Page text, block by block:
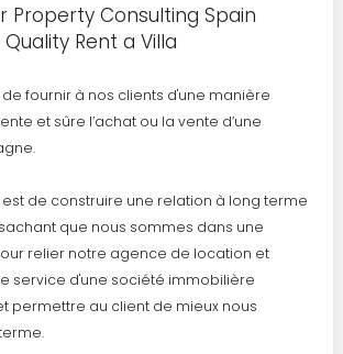
Property Consulting Spain
Rent a Villa
fournir à nos clients d'une manière
et sûre l’achat ou la vente d’une
de construire une relation à long terme
que nous sommes dans une
relier notre agence de location et
service d'une société immobilière
permettre au client de mieux nous